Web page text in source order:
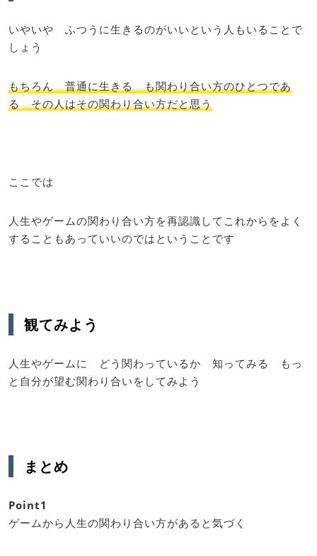
いやいや ふつうに生きるのがいいという人もいることで
しょう
もちろん 普通に生きる も関わり合い方のひとつであ
る その人はその関わり合い方だと思う
ここでは
人生やゲームの関わり合い方を再認識してこれからをよく
することもあっていいのではということです
観てみよう
人生やゲームに どう関わっているか 知ってみる もっ
と自分が望む関わり合いをしてみよう
まとめ
Point1
ゲームから人生の関わり合い方があると気づく